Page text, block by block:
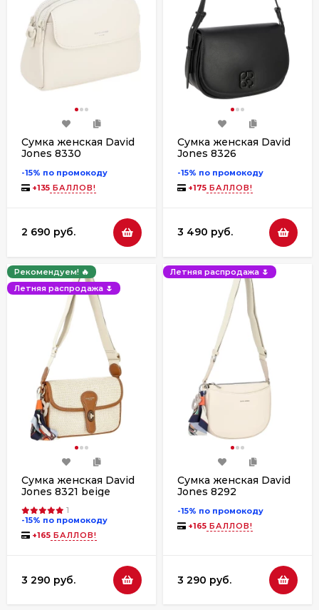
Сумка женская David
Jones 8330
-15% по промокоду
+135 БАЛЛОВ!
2 690 руб.
Сумка женская David
Jones 8326
-15% по промокоду
+175 БАЛЛОВ!
3 490 руб.
Рекомендуем! 🔥
Летняя распродажа 🌷
Сумка женская David
Jones 8321 beige
1
-15% по промокоду
+165 БАЛЛОВ!
3 290 руб.
Летняя распродажа 🌷
Сумка женская David
Jones 8292
-15% по промокоду
+165 БАЛЛОВ!
3 290 руб.